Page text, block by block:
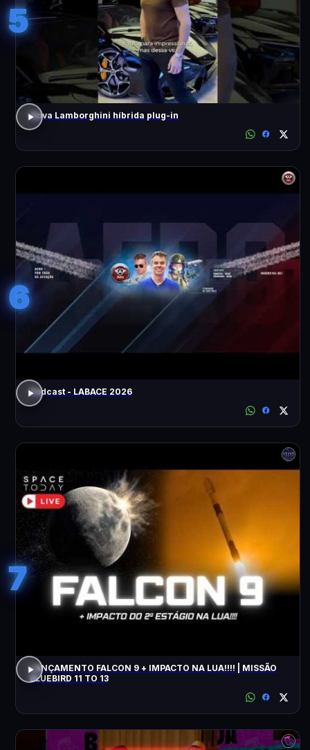
5
Nova Lamborghini híbrida plug-in
6
Podcast - LABACE 2026
7
LANÇAMENTO FALCON 9 + IMPACTO NA LUA!!!! | MISSÃO
BLUEBIRD 11 TO 13